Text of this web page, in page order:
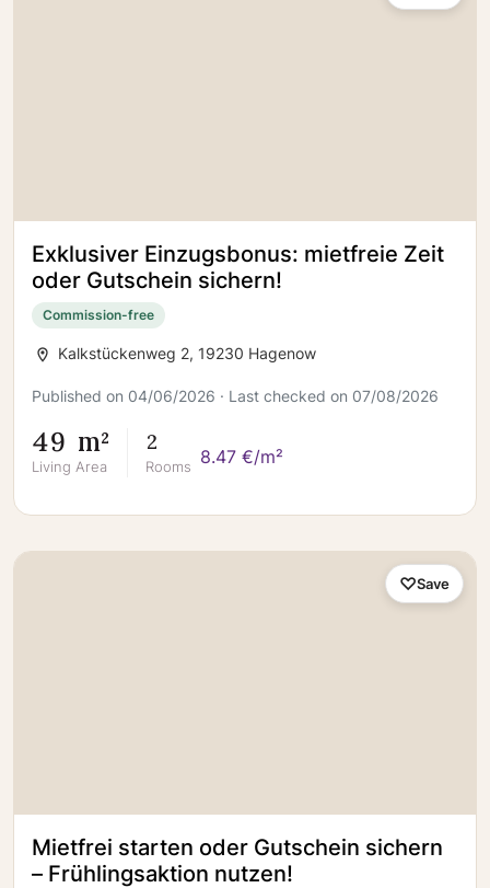
Exklusiver Einzugsbonus: mietfreie Zeit
oder Gutschein sichern!
Commission-free
Kalkstückenweg 2, 19230 Hagenow
Published on 04/06/2026 · Last checked on 07/08/2026
49 m²
Living Area
2
Rooms 8.47 €/m²
Mietfrei starten oder Gutschein sichern
– Frühlingsaktion nutzen!
Save